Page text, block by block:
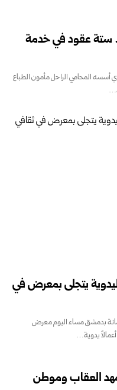
ستة عقود في خدمة
أسسه المحامي الراحل مأمون الطباع
يتجلى بمعرض في
بدمشق مساء اليوم معرض
العقاب وموطن